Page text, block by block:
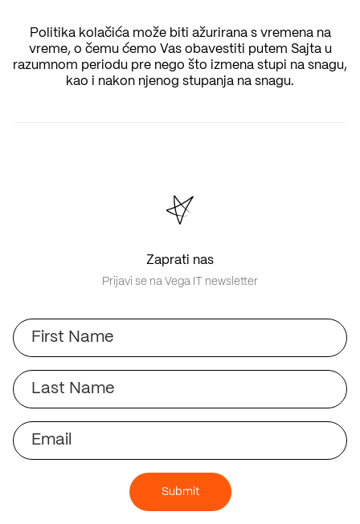
Politika kolačića može biti ažurirana s vremena na
vreme, o čemu ćemo Vas obavestiti putem Sajta u
razumnom periodu pre nego što izmena stupi na snagu,
kao i nakon njenog stupanja na snagu.
Zaprati nas
Prijavi se na Vega IT newsletter
First
Name
Last
Name
Email
Submit